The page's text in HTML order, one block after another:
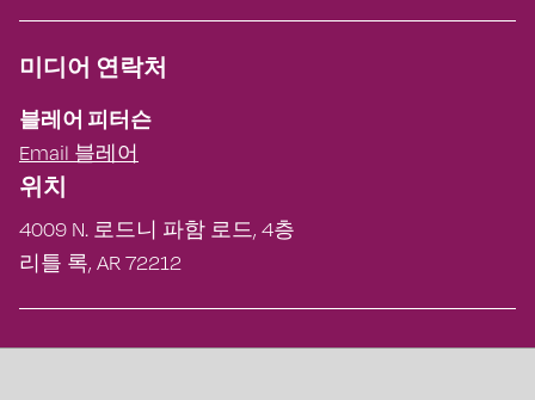
미디어 연락처
블레어 피터슨
Email 블레어
위치
4009 N. 로드니 파함 로드, 4층
리틀 록, AR 72212